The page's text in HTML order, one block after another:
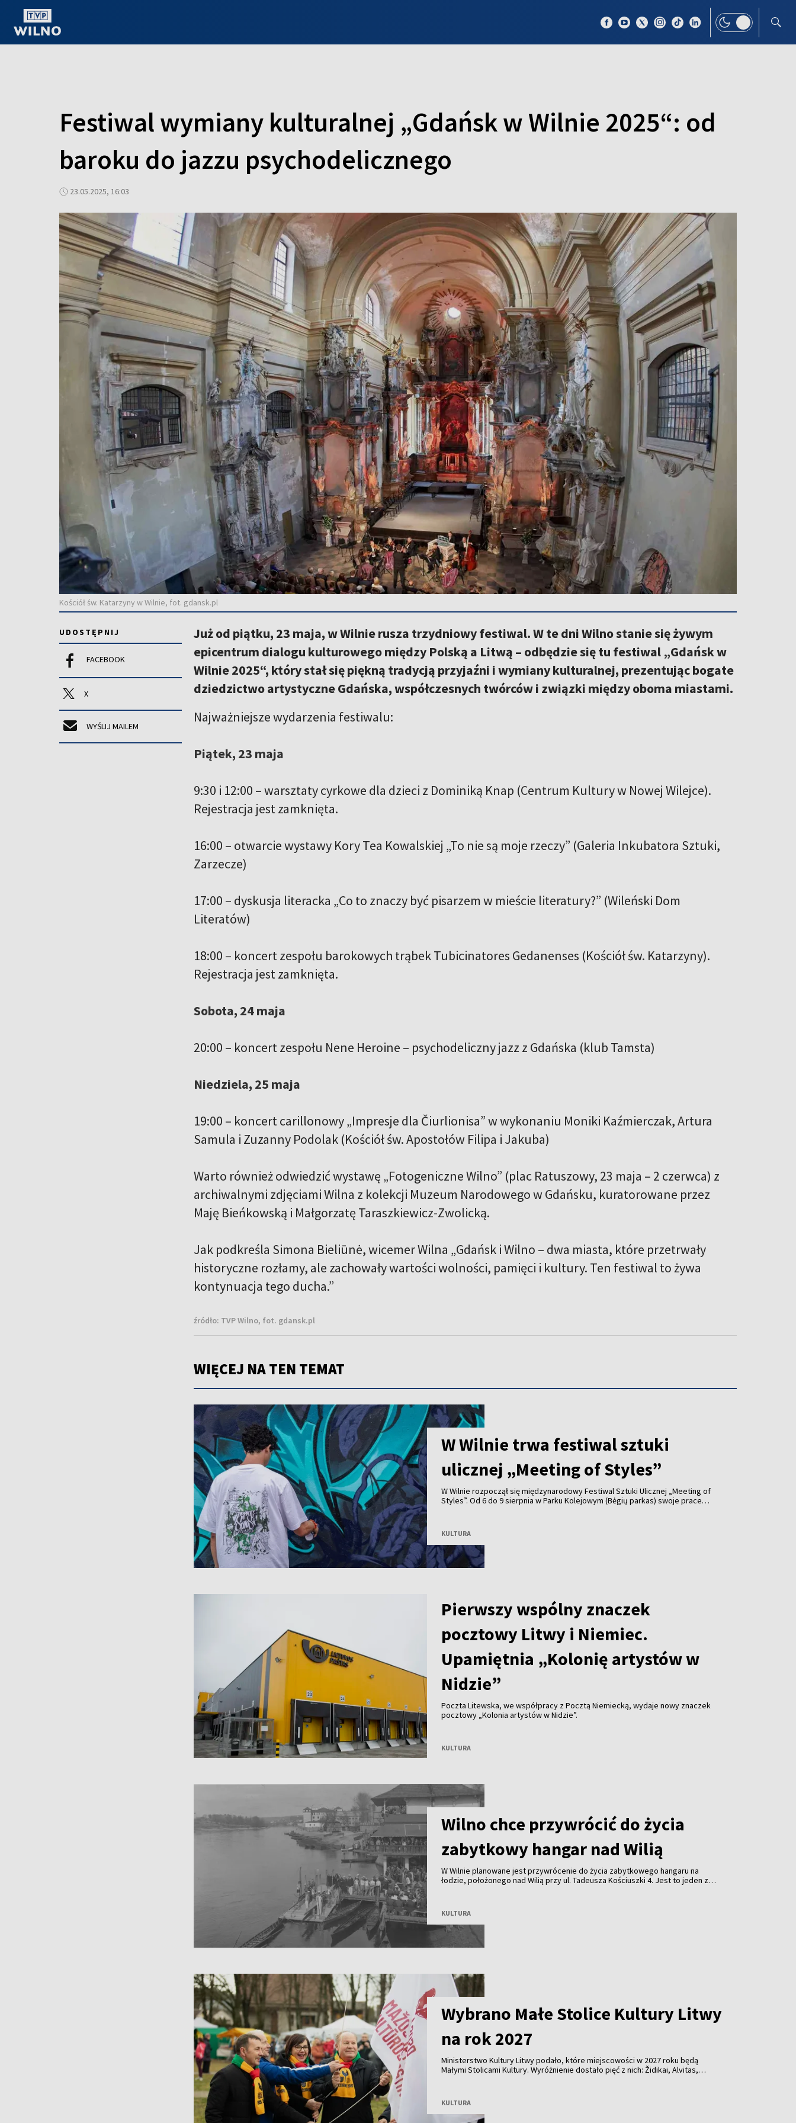
Festiwal wymiany kulturalnej „Gdańsk w Wilnie 2025“: od
baroku do jazzu psychodelicznego
23.05.2025, 16:03
Kościół św. Katarzyny w Wilnie, fot. gdansk.pl
UDOSTĘPNIJ
FACEBOOK
X
WYŚLIJ MAILEM
Już od piątku, 23 maja, w Wilnie rusza trzydniowy festiwal. W te dni Wilno stanie się żywym
epicentrum dialogu kulturowego między Polską a Litwą – odbędzie się tu festiwal „Gdańsk w
Wilnie 2025“, który stał się piękną tradycją przyjaźni i wymiany kulturalnej, prezentując bogate
dziedzictwo artystyczne Gdańska, współczesnych twórców i związki między oboma miastami.
Najważniejsze wydarzenia festiwalu:
Piątek, 23 maja
9:30 i 12:00 – warsztaty cyrkowe dla dzieci z Dominiką Knap (Centrum Kultury w Nowej Wilejce).
Rejestracja jest zamknięta.
16:00 – otwarcie wystawy Kory Tea Kowalskiej „To nie są moje rzeczy” (Galeria Inkubatora Sztuki,
Zarzecze)
17:00 – dyskusja literacka „Co to znaczy być pisarzem w mieście literatury?” (Wileński Dom
Literatów)
18:00 – koncert zespołu barokowych trąbek Tubicinatores Gedanenses (Kościół św. Katarzyny).
Rejestracja jest zamknięta.
Sobota, 24 maja
20:00 – koncert zespołu Nene Heroine – psychodeliczny jazz z Gdańska (klub Tamsta)
Niedziela, 25 maja
19:00 – koncert carillonowy „Impresje dla Čiurlionisa” w wykonaniu Moniki Kaźmierczak, Artura
Samula i Zuzanny Podolak (Kościół św. Apostołów Filipa i Jakuba)
Warto również odwiedzić wystawę „Fotogeniczne Wilno” (plac Ratuszowy, 23 maja – 2 czerwca) z
archiwalnymi zdjęciami Wilna z kolekcji Muzeum Narodowego w Gdańsku, kuratorowane przez
Maję Bieńkowską i Małgorzatę Taraszkiewicz-Zwolicką.
Jak podkreśla Simona Bieliūnė, wicemer Wilna „Gdańsk i Wilno – dwa miasta, które przetrwały
historyczne rozłamy, ale zachowały wartości wolności, pamięci i kultury. Ten festiwal to żywa
kontynuacja tego ducha.”
źródło: TVP Wilno, fot. gdansk.pl
WIĘCEJ NA TEN TEMAT
W Wilnie trwa festiwal sztuki
ulicznej „Meeting of Styles”
W Wilnie rozpoczął się międzynarodowy Festiwal Sztuki Ulicznej „Meeting of
Styles”. Od 6 do 9 sierpnia w Parku Kolejowym (Bėgių parkas) swoje prace
KULTURA
Pierwszy wspólny znaczek
pocztowy Litwy i Niemiec.
Upamiętnia „Kolonię artystów w
Nidzie”
Poczta Litewska, we współpracy z Pocztą Niemiecką, wydaje nowy znaczek
pocztowy „Kolonia artystów w Nidzie”.
KULTURA
Wilno chce przywrócić do życia
zabytkowy hangar nad Wilią
W Wilnie planowane jest przywrócenie do życia zabytkowego hangaru na
łodzie, położonego nad Wilią przy ul. Tadeusza Kościuszki 4. Jest to jeden z
KULTURA
Wybrano Małe Stolice Kultury Litwy
na rok 2027
Ministerstwo Kultury Litwy podało, które miejscowości w 2027 roku będą
Małymi Stolicami Kultury. Wyróżnienie dostało pięć z nich: Židikai, Alvitas,
KULTURA